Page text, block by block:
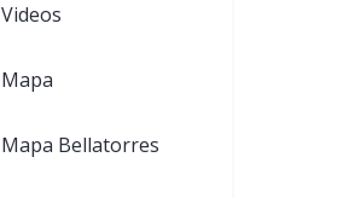
Videos
Mapa
Mapa Bellatorres